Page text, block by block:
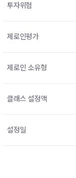
투자위험
제로인평가
제로인 소유형
클래스 설정액
설정일
내맘대로 만들기
DIY 포트 관리
고객라운지
이벤트
공지사항
FAQ